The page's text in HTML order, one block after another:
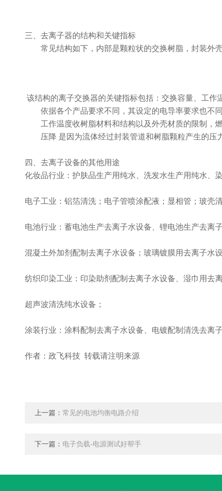
三、去离子器的结构和关键指标
常见结构如下，内部是颗粒状的交换树脂，封装外
该结构的离子交换器的关键指标包括：交换容量、工作
依据各个产品要求不同，其设定的电导率要求也不
工作温度收树脂材料和结构以及外壳材质的限制，
压降 是因为流体经过封装管道和树脂颗粒产生的压
四、 去离子设备的其他用途
化妆品行业：护肤品生产用纯水、洗发水生产用纯水、
电子工业：铝箔清洗；电子管喷涂配液；显相管；玻壳
电池行业：蓄电池生产去离子水设备、锂电池生产去离
混凝土外加剂配制去离子水设备；玻璃镀膜用去离子水
纺织印染工业：印染助剂配制去离子水设备、湿巾用去
超声波清洗纯水设备；
涂装行业：涂料配制去离子水设备、电镀配制清洗去离
作者：政飞科技 转载请注明来源
上一篇： 常见的电池均衡电路介绍
下一篇： 电子负载-电源测试好帮手